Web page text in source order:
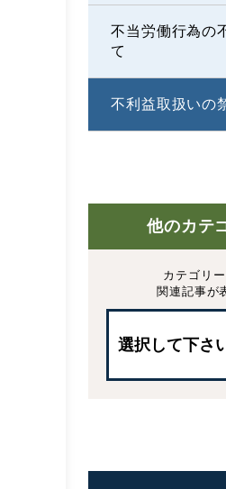
不当労働行為の
て
不利益取扱いの
他のカテ
カテゴリ
関連記事が